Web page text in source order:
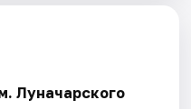
Луначарского